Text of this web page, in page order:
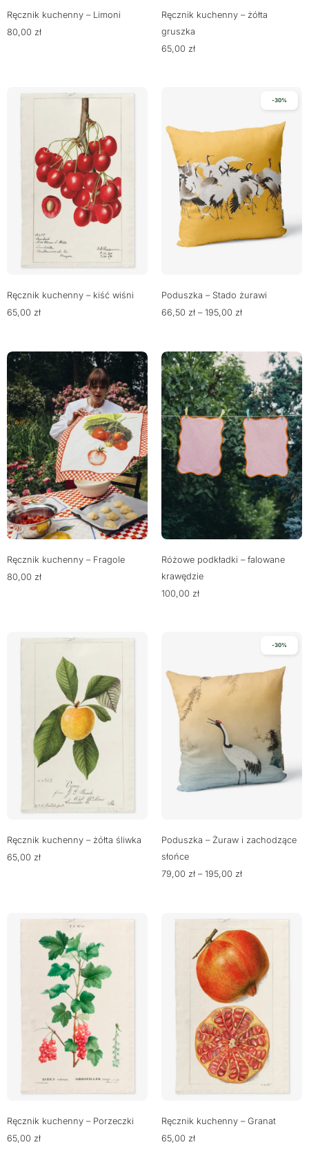
Ręcznik kuchenny – Limoni
80,00 zł
Ręcznik kuchenny – żółta
gruszka
65,00 zł
Ręcznik kuchenny – kiść wiśni
65,00 zł
-30%
Poduszka – Stado żurawi
66,50 zł – 195,00 zł
Ręcznik kuchenny – Fragole
80,00 zł
Różowe podkładki – falowane
krawędzie
100,00 zł
Ręcznik kuchenny – żółta śliwka
65,00 zł
-30%
Poduszka – Żuraw i zachodzące
słońce
79,00 zł – 195,00 zł
Ręcznik kuchenny – Porzeczki
65,00 zł
Ręcznik kuchenny – Granat
65,00 zł